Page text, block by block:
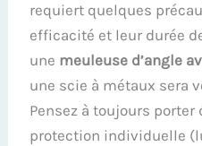
requiert quelques
efficacité et leur durée
une meuleuse d’angle
une scie à métaux sera
Pensez à toujours
protection individuelle